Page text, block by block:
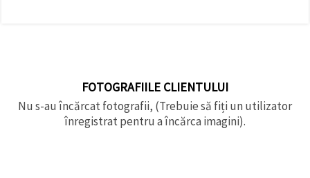
FOTOGRAFIILE CLIENTULUI
Nu s-au încărcat fotografii, (Trebuie să fiți un utilizator
înregistrat pentru a încărca imagini).